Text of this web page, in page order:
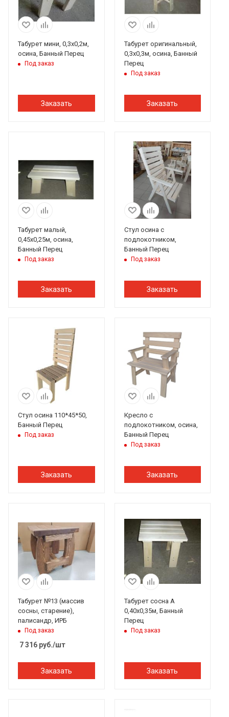
Табурет мини, 0,3х0,2м,
осина, Банный Перец
Под заказ
Заказать
Табурет оригинальный,
0,3х0,3м, осина, Банный
Перец
Под заказ
Заказать
Табурет малый,
0,45х0,25м, осина,
Банный Перец
Под заказ
Заказать
Стул осина с
подлокотником,
Банный Перец
Под заказ
Заказать
Стул осина 110*45*50,
Банный Перец
Под заказ
Заказать
Кресло с
подлокотником, осина,
Банный Перец
Под заказ
Заказать
Табурет №13 (массив
сосны, старение),
палисандр, ИРБ
Под заказ
7 316 руб./шт
Заказать
Табурет сосна А
0,40х0,35м, Банный
Перец
Под заказ
Заказать